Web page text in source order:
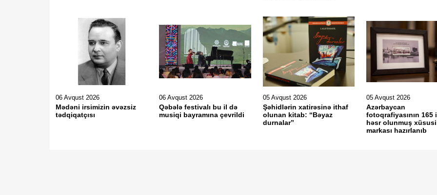
06 Avqust 2026
Mədəni irsimizin əvəzsiz
tədqiqatçısı
06 Avqust 2026
Qəbələ festivalı bu il də
musiqi bayramına çevrildi
05 Avqust 2026
Şəhidlərin xatirəsinə ithaf
olunan kitab: “Bəyaz
durnalar”
05 Avqust 2026
Azərbaycan
fotoqrafiyasının 165
həsr olunmuş
markası hazırlanıb